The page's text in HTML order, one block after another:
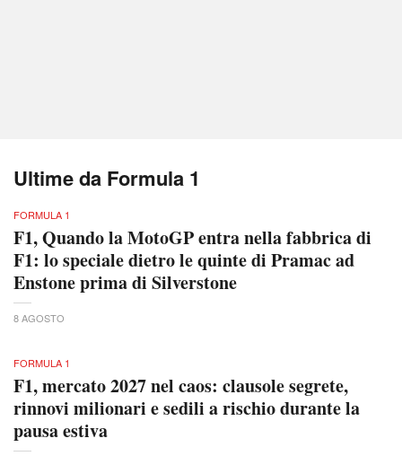
Ultime da Formula 1
FORMULA 1
F1, Quando la MotoGP entra nella fabbrica di
F1: lo speciale dietro le quinte di Pramac ad
Enstone prima di Silverstone
8 AGOSTO
FORMULA 1
F1, mercato 2027 nel caos: clausole segrete,
rinnovi milionari e sedili a rischio durante la
pausa estiva